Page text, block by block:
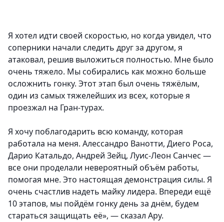
Я хотел идти своей скоростью, но когда увидел, что
соперники начали следить друг за другом, я
атаковал, решив выложиться полностью. Мне было
очень тяжело. Мы собирались как можно больше
осложнить гонку. Этот этап был очень тяжёлым,
один из самых тяжелейших из всех, которые я
проезжал на Гран-турах.
Я хочу поблагодарить всю команду, которая
работала на меня. Алессандро Ванотти, Диего Роса,
Дарио Катальдо, Андрей Зейц, Луис-Леон Санчес —
все они проделали невероятный объём работы,
помогая мне. Это настоящая демонстрация силы. Я
очень счастлив надеть майку лидера. Впереди ещё
10 этапов, мы пойдём гонку день за днём, будем
стараться защищать её», — сказал Ару.